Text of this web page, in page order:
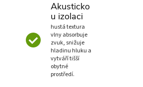
Akusticko
u izolaci
hustá textura
vlny absorbuje
zvuk, snižuje
hladinu hluku a
vytváří tišší
obytné
prostředí.